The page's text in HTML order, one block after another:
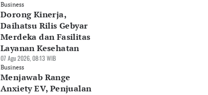
Business
Dorong Kinerja,
Daihatsu Rilis Gebyar
Merdeka dan Fasilitas
Layanan Kesehatan
07 Agu 2026, 08:13 WIB
Business
Menjawab Range
Anxiety EV, Penjualan